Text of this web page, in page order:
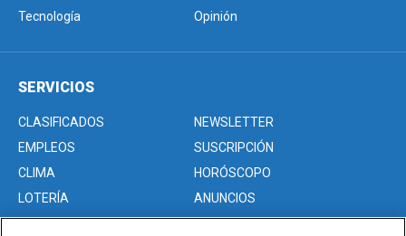
Tecnología
Opinión
SERVICIOS
CLASIFICADOS
NEWSLETTER
EMPLEOS
SUSCRIPCIÓN
CLIMA
HORÓSCOPO
LOTERÍA
ANUNCIOS